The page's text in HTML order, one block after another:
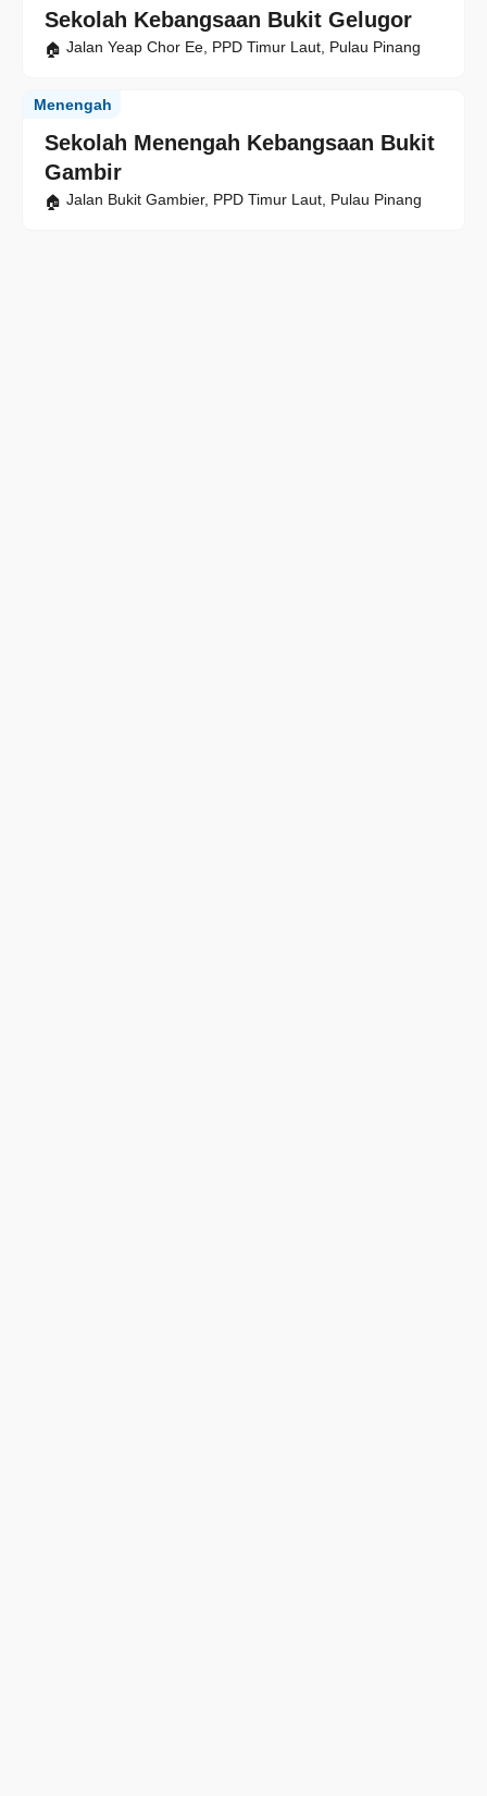
Sekolah Kebangsaan Bukit Gelugor
Jalan Yeap Chor Ee, PPD Timur Laut, Pulau Pinang
Sekolah Menengah Kebangsaan Bukit
Gambir
Menengah
Jalan Bukit Gambier, PPD Timur Laut, Pulau Pinang